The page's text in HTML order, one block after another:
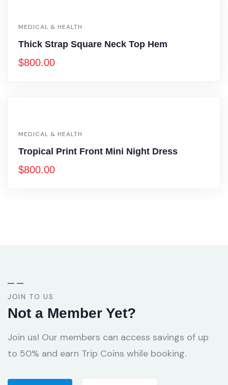
MEDICAL & HEALTH
Thick Strap Square Neck Top Hem
$800.00
MEDICAL & HEALTH
Tropical Print Front Mini Night Dress
$800.00
JOIN TO US
Not a Member Yet?
Join us! Our members can access savings of up
to 50% and earn Trip Coins while booking.